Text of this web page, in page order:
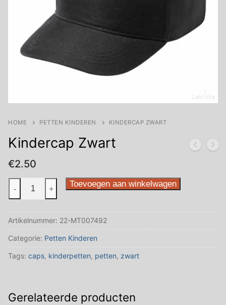
HOME PETTEN KINDEREN KINDERCAP ZWART
Kindercap Zwart
€2.50
Kindercap
Zwart
- + Toevoegen aan winkelwagen
Artikelnummer: 22-MT007492
Categorie: Petten Kinderen
Tags: caps, kinderpetten, petten, zwart
Gerelateerde producten